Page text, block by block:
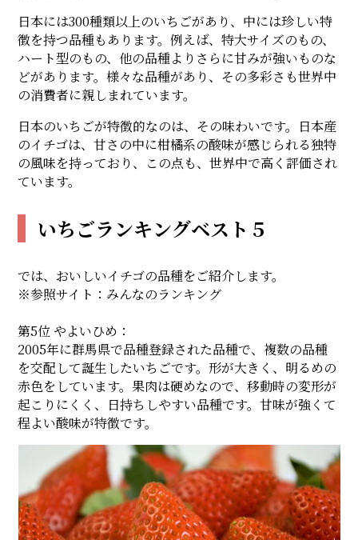
日本には300種類以上のいちごがあり、中には珍しい特
徴を持つ品種もあります。例えば、特大サイズのもの、
ハート型のもの、他の品種よりさらに甘みが強いものな
どがあります。様々な品種があり、その多彩さも世界中
の消費者に親しまれています。
日本のいちごが特徴的なのは、その味わいです。日本産
のイチゴは、甘さの中に柑橘系の酸味が感じられる独特
の風味を持っており、この点も、世界中で高く評価され
ています。
いちごランキングベスト５
では、おいしいイチゴの品種をご紹介します。
※参照サイト： みんなのランキング
第5位 やよいひめ：
2005年に群馬県で品種登録された品種で、複数の品種
を交配して誕生したいちごです。形が大きく、明るめの
赤色をしています。果肉は硬めなので、移動時の変形が
起こりにくく、日持ちしやすい品種です。甘味が強くて
程よい酸味が特徴です。